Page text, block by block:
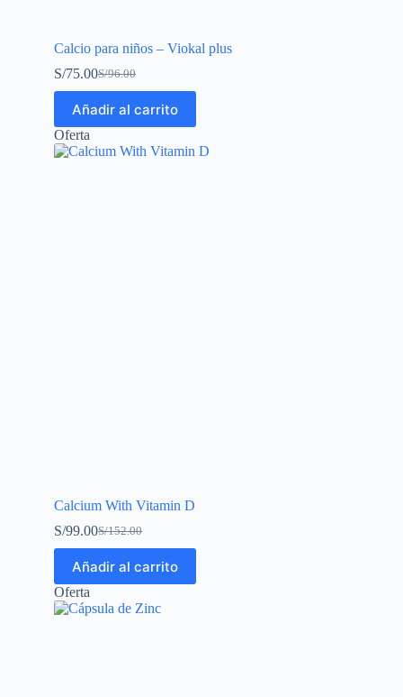
Calcio para niños – Viokal plus
S/96.00
S/75.00
Añadir al carrito
Oferta
Calcium With Vitamin D
S/152.00
S/99.00
Añadir al carrito
Oferta